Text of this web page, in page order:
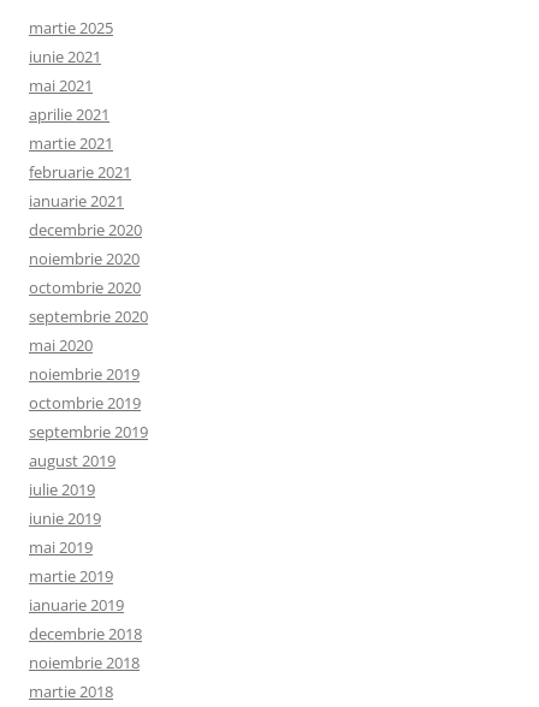
martie 2025
iunie 2021
mai 2021
aprilie 2021
martie 2021
februarie 2021
ianuarie 2021
decembrie 2020
noiembrie 2020
octombrie 2020
septembrie 2020
mai 2020
noiembrie 2019
octombrie 2019
septembrie 2019
august 2019
iulie 2019
iunie 2019
mai 2019
martie 2019
ianuarie 2019
decembrie 2018
noiembrie 2018
martie 2018